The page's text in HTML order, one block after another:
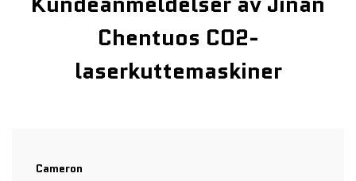
Chentuos CO2-
laserkuttemaskiner
Cameron